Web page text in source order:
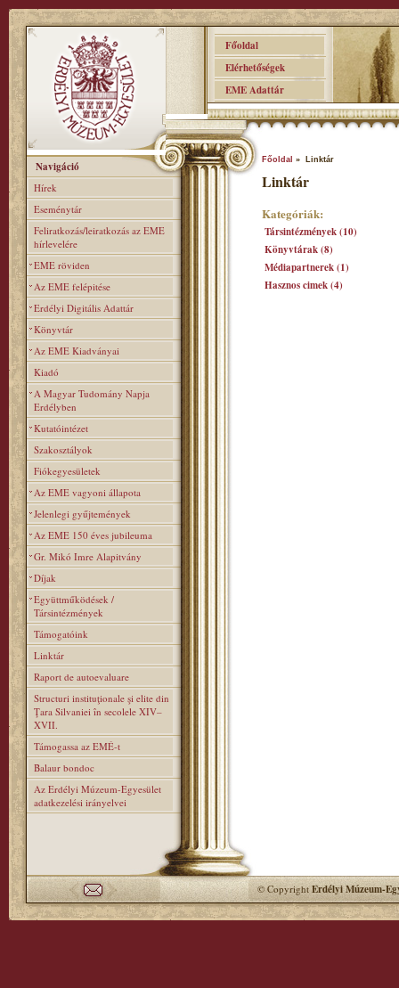
Főoldal
Elérhetőségek
EME Adattár
Navigáció
Hírek
Eseménytár
Feliratkozás/leiratkozás az EME
hírlevelére
EME röviden
Az EME felépitése
Erdélyi Digitális Adattár
Könyvtár
Az EME Kiadványai
Kiadó
A Magyar Tudomány Napja
Erdélyben
Kutatóintézet
Szakosztályok
Fiókegyesületek
Az EME vagyoni állapota
Jelenlegi gyűjtemények
Az EME 150 éves jubileuma
Gr. Mikó Imre Alapitvány
Díjak
Együttműködések /
Társintézmények
Támogatóink
Linktár
Raport de autoevaluare
Structuri instituţionale şi elite din
Ţara Silvaniei în secolele XIV–
XVII.
Támogassa az EMÉ-t
Balaur bondoc
Az Erdélyi Múzeum-Egyesület
adatkezelési irányelvei
Főoldal » Linktár
Linktár
Kategóriák:
Társintézmények (10)
Könyvtárak (8)
Médiapartnerek (1)
Hasznos cimek (4)
© CopyrightErdélyi Múzeum-